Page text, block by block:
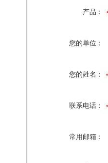
产品：
您的单位：
您的姓名：
联系电话：
常用邮箱：